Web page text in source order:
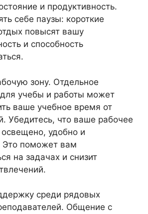
и продуктивность.
себе паузы: короткие
повысят вашу
и способность
зону. Отдельное
для учебы и работы может
ваше учебное время от
Убедитесь, что ваше рабочее
удобно и
Это поможет вам
на задачах и снизит
среди рядовых
Общение с